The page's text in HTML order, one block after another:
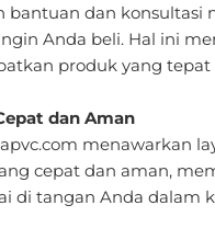
bantuan dan konsultasi
Anda beli. Hal ini
produk yang
dan Aman
menawarkan
cepat dan aman,
di tangan Anda dalam